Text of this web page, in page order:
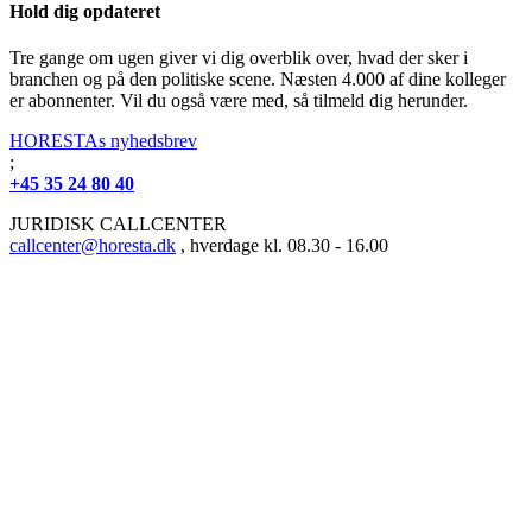
Hold dig opdateret
Tre gange om ugen giver vi dig overblik over, hvad der sker i
branchen og på den politiske scene. Næsten 4.000 af dine kolleger
er abonnenter. Vil du også være med, så tilmeld dig herunder.
HORESTAs nyhedsbrev
;
+45 35 24 80 40
JURIDISK CALLCENTER
callcenter@horesta.dk , hverdage kl. 08.30 - 16.00